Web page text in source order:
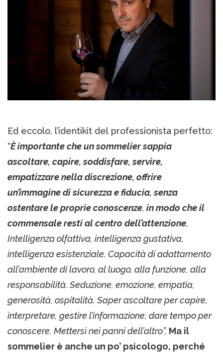
Ed eccolo, l’identikit del professionista perfetto:
“È importante che un sommelier sappia
ascoltare, capire, soddisfare, servire,
empatizzare nella discrezione, offrire
un’immagine di sicurezza e fiducia, senza
ostentare le proprie conoscenze, in modo che il
commensale resti al centro dell’attenzione.
Intelligenza olfattiva, intelligenza gustativa,
intelligenza esistenziale. Capacità di adattamento
all’ambiente di lavoro, al luogo, alla funzione, alla
responsabilità. Seduzione, emozione, empatia,
generosità, ospitalità. Saper ascoltare per capire,
interpretare, gestire l’informazione, dare tempo per
conoscere. Mettersi nei panni dell’altro”. Ma il
sommelier è anche un po’ psicologo, perché